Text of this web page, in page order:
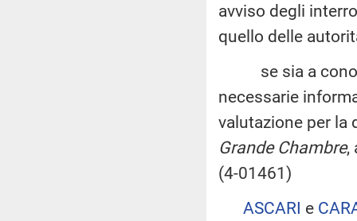
avviso degli
quello delle
se sia a
necessarie
valutazione per la
Grande Chambre,
(4-01461)
ASCARI e